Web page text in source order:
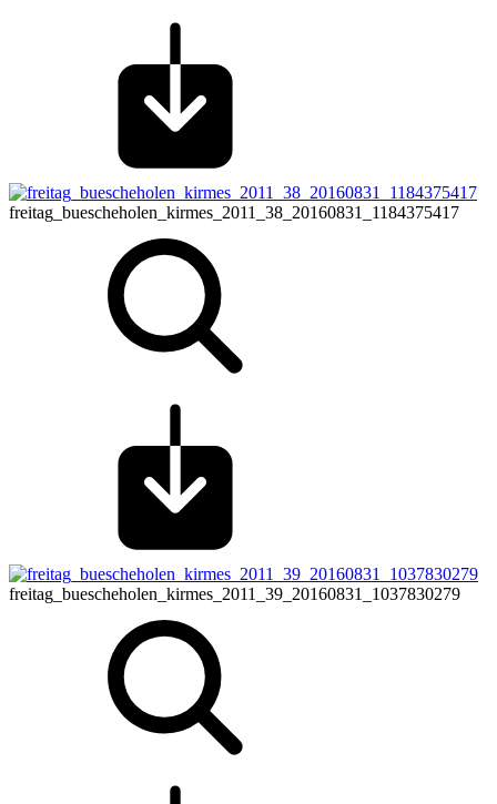
freitag_buescheholen_kirmes_2011_38_20160831_1184375417
freitag_buescheholen_kirmes_2011_39_20160831_1037830279